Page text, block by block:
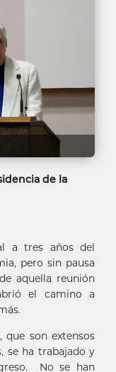
de la
a tres años del
pero sin pausa
aquella reunión
el camino a
que son extensos
se ha trabajado y
No se han